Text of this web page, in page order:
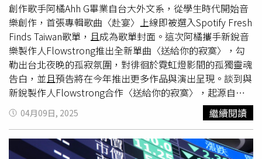
格童趣討喜，陳列架上可見多款手工餅乾與法式點心。（圖
／魏妤靜攝）
應鏈韌性、升級產品附加價值等已是業界共識，加強與客戶
的戰略合作，也成了新常態。工業電腦大廠研華指出，「不
把雞蛋放在同一個籃子」是因應關鍵。（圖／翻攝自研華台
灣臉書）面對未知的高稅率，PC品牌大廠陸續啟動因應方
案，華碩（2357）指出，已針對美國市場產品預先備貨、
調整生產地布局，盡量控制成本並保持價格競爭力，營運長
許先越坦言，「關稅不是操之在我們，能做的是盡量把彈性
和韌性最大化。」宏碁則表示，將與客戶與供應鏈密切合
作，視需求採取必要措施，董事長陳俊聖早前也預告，將針
對關稅影響產品漲價10%。電子五哥多表示「暫無異狀」，
目前出貨維持正常，廣達（2382）表示，目前未收到暫停
創作歌手阿橘Ahh G畢業自台大外文系，從學生時代開始音
樂創作，首張專輯歌曲〈赴宴〉上線即被選入Spotify Fresh
Finds Taiwan歌單，且成為歌單封面。這次阿橘攜手新銳音
樂製作人Flowstrong推出全新單曲〈送給你的寂寞〉，勾
勒出台北夜晚的孤寂氛圍，對徘徊於霓虹燈影間的孤獨靈魂
告白，並且預告將在今年推出更多作品與演出呈現。談到與
新銳製作人Flowstrong合作〈送給你的寂寞〉，起源自阿
橘在2024年與曾入圍金曲新人、同為台大學生時期就展開
創作的鄒序共同合作單曲〈Cool But Lonely〉而開始。阿
橘回憶：「一開始他看起來酷酷的，話不多，但一聊到音樂
時，他的熱情立刻展現出來，整個人充滿能量。」〈送給你
04月09日, 2025 繼續閱讀